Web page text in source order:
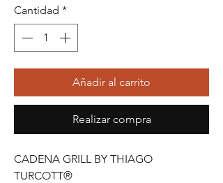
Cantidad *
Añadir al carrito
Realizar compra
CADENA GRILL BY THIAGO
TURCOTT®